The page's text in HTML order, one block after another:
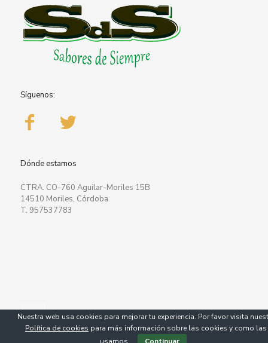
Síguenos:
Dónde estamos
CTRA. CO-760 Aguilar-Moriles 15B
14510 Moriles, Córdoba
T. 957537783
Nuestra web usa cookies para mejorar tu experiencia. Por favor visita
Política de cookies para más información sobre las cookies y como las